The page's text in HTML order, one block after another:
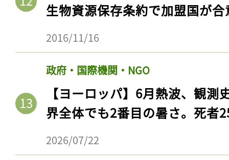
生物資源保存条約で加盟国が合
2016/11/16
政府・国際機関・NGO
【ヨーロッパ】6月熱波、観
界全体でも2番目の暑さ。死者
2026/07/22